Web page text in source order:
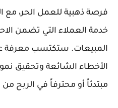
فرصة ذهبية للعمل الحر، مع
خدمة العملاء التي تضمن
المبيعات. ستكتسب معرفة
الأخطاء الشائعة وتحقيق
مبتدئاً أو محترفاً في الربح من